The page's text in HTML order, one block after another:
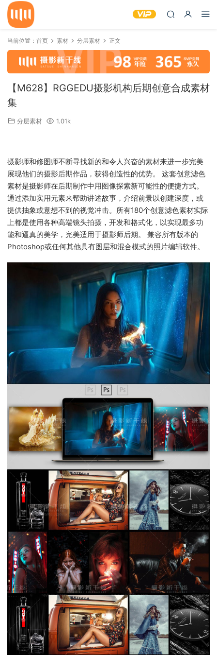
当前位置： 首页 素材 分层素材 正文
【M628】RGGEDU摄影机构后期创意合成素材
集
分层素材 1.01k
摄影师和修图师不断寻找新的和令人兴奋的素材来进一步完美
展现他们的摄影后期作品，获得创造性的优势。 这套创意滤色
素材是摄影师在后期制作中用图像探索新可能性的便捷方式。
通过添加实用元素来帮助讲述故事，介绍前景以创建深度，或
提供抽象或意想不到的视觉冲击。所有180个创意滤色素材实际
上都是使用各种高端镜头拍摄，开发和格式化，以实现最多功
能和逼真的美学，完美适用于摄影师后期。 兼容所有版本的
Photoshop或任何其他具有图层和混合模式的照片编辑软件。